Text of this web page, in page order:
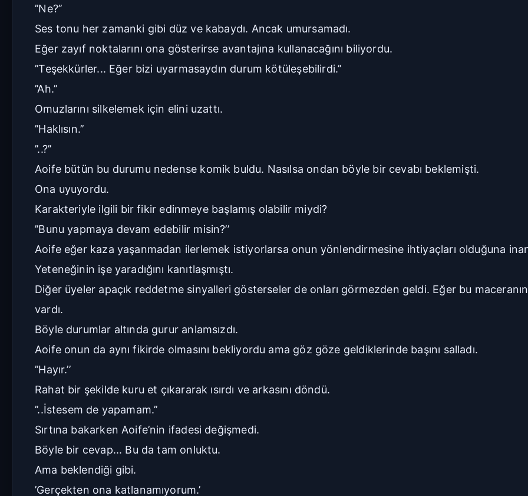
’’Ne?’’
Ses tonu her zamanki gibi düz ve kabaydı. Ancak umursamadı.
Eğer zayıf noktalarını ona gösterirse avantajına kullanacağını biliyordu.
’’Teşekkürler... Eğer bizi uyarmasaydın durum kötüleşebilirdi.’’
’’Ah.’’
Omuzlarını silkelemek için elini uzattı.
’’Haklısın.’’
’’..?’’
Aoife bütün bu durumu nedense komik buldu. Nasılsa ondan böyle bir cevabı beklemişti.
Ona uyuyordu.
Karakteriyle ilgili bir fikir edinmeye başlamış olabilir miydi?
’’Bunu yapmaya devam edebilir misin?’’
Aoife eğer kaza yaşanmadan ilerlemek istiyorlarsa onun yönlendirmesine ihtiyaçları olduğuna
Yeteneğinin işe yaradığını kanıtlaşmıştı.
Diğer üyeler apaçık reddetme sinyalleri gösterseler de onları görmezden geldi. Eğer bu
vardı.
Böyle durumlar altında gurur anlamsızdı.
Aoife onun da aynı fikirde olmasını bekliyordu ama göz göze geldiklerinde başını salladı.
’’Hayır.’’
Rahat bir şekilde kuru et çıkararak ısırdı ve arkasını döndü.
’’..İstesem de yapamam.’’
Sırtına bakarken Aoife’nin ifadesi değişmedi.
Böyle bir cevap... Bu da tam onluktu.
Ama beklendiği gibi.
’Gerçekten ona katlanamıyorum.’